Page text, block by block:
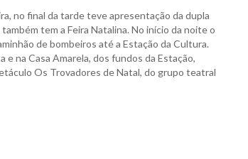
no final da tarde teve apresentação da dupla
tem a Feira Natalina. No início da noite o
de bombeiros até a Estação da Cultura.
na Casa Amarela, dos fundos da Estação,
Os Trovadores de Natal, do grupo teatral